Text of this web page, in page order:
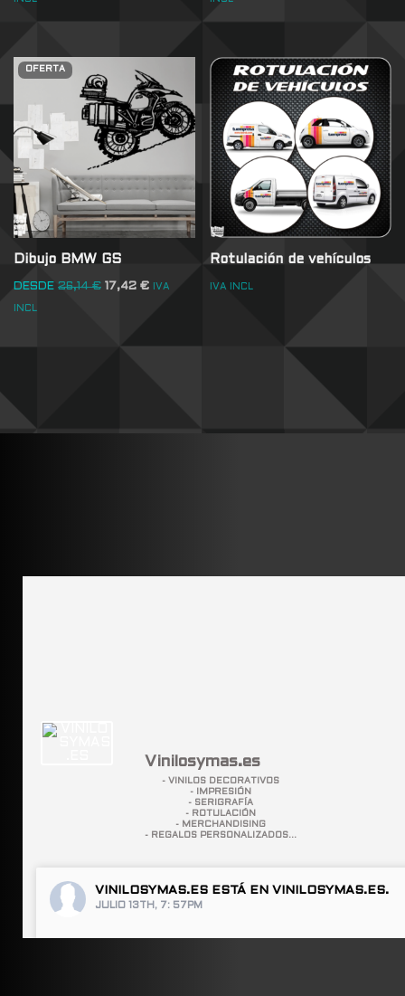
OFERTA
Dibujo BMW GS
DESDE 26,14€ 17,42 € IVA
INCL
Rotulación de vehículos
IVA INCL
Vinilosymas.es
- VINILOS DECORATIVOS
- IMPRESIÓN
- SERIGRAFÍA
- ROTULACIÓN
- MERCHANDISING
- REGALOS PERSONALIZADOS...
VINILOSYMAS.ES ESTÁ EN VINILOSYMAS.ES.
JULIO 13TH, 7: 57PM